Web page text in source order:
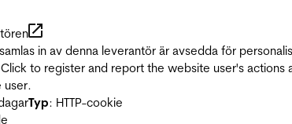
in av denna leverantör är avsedda för
to register and report the website user's
user.
Typ: HTTP-cookie